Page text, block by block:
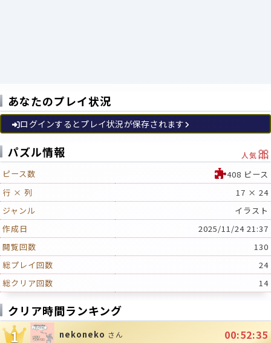
あなたのプレイ状況
ログインするとプレイ状況が保存されます
パズル情報 人気 🎀
ピース数
408 ピース
行 × 列
17 × 24
ジャンル
イラスト
作成日
2025/11/24 21:37
閲覧回数
130
総プレイ回数
24
総クリア回数
14
クリア時間ランキング
1 nekoneko さん 00:52:35